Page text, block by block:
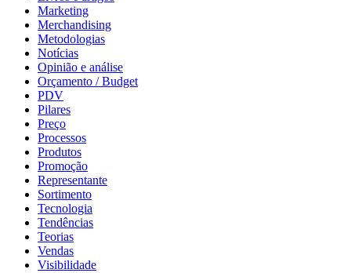
Marketing
Merchandising
Metodologias
Notícias
Opinião e análise
Orçamento / Budget
PDV
Pilares
Preço
Processos
Produtos
Promoção
Representante
Sortimento
Tecnologia
Tendências
Teorias
Vendas
Visibilidade